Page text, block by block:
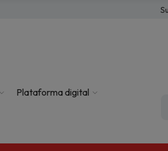
Plataforma digital